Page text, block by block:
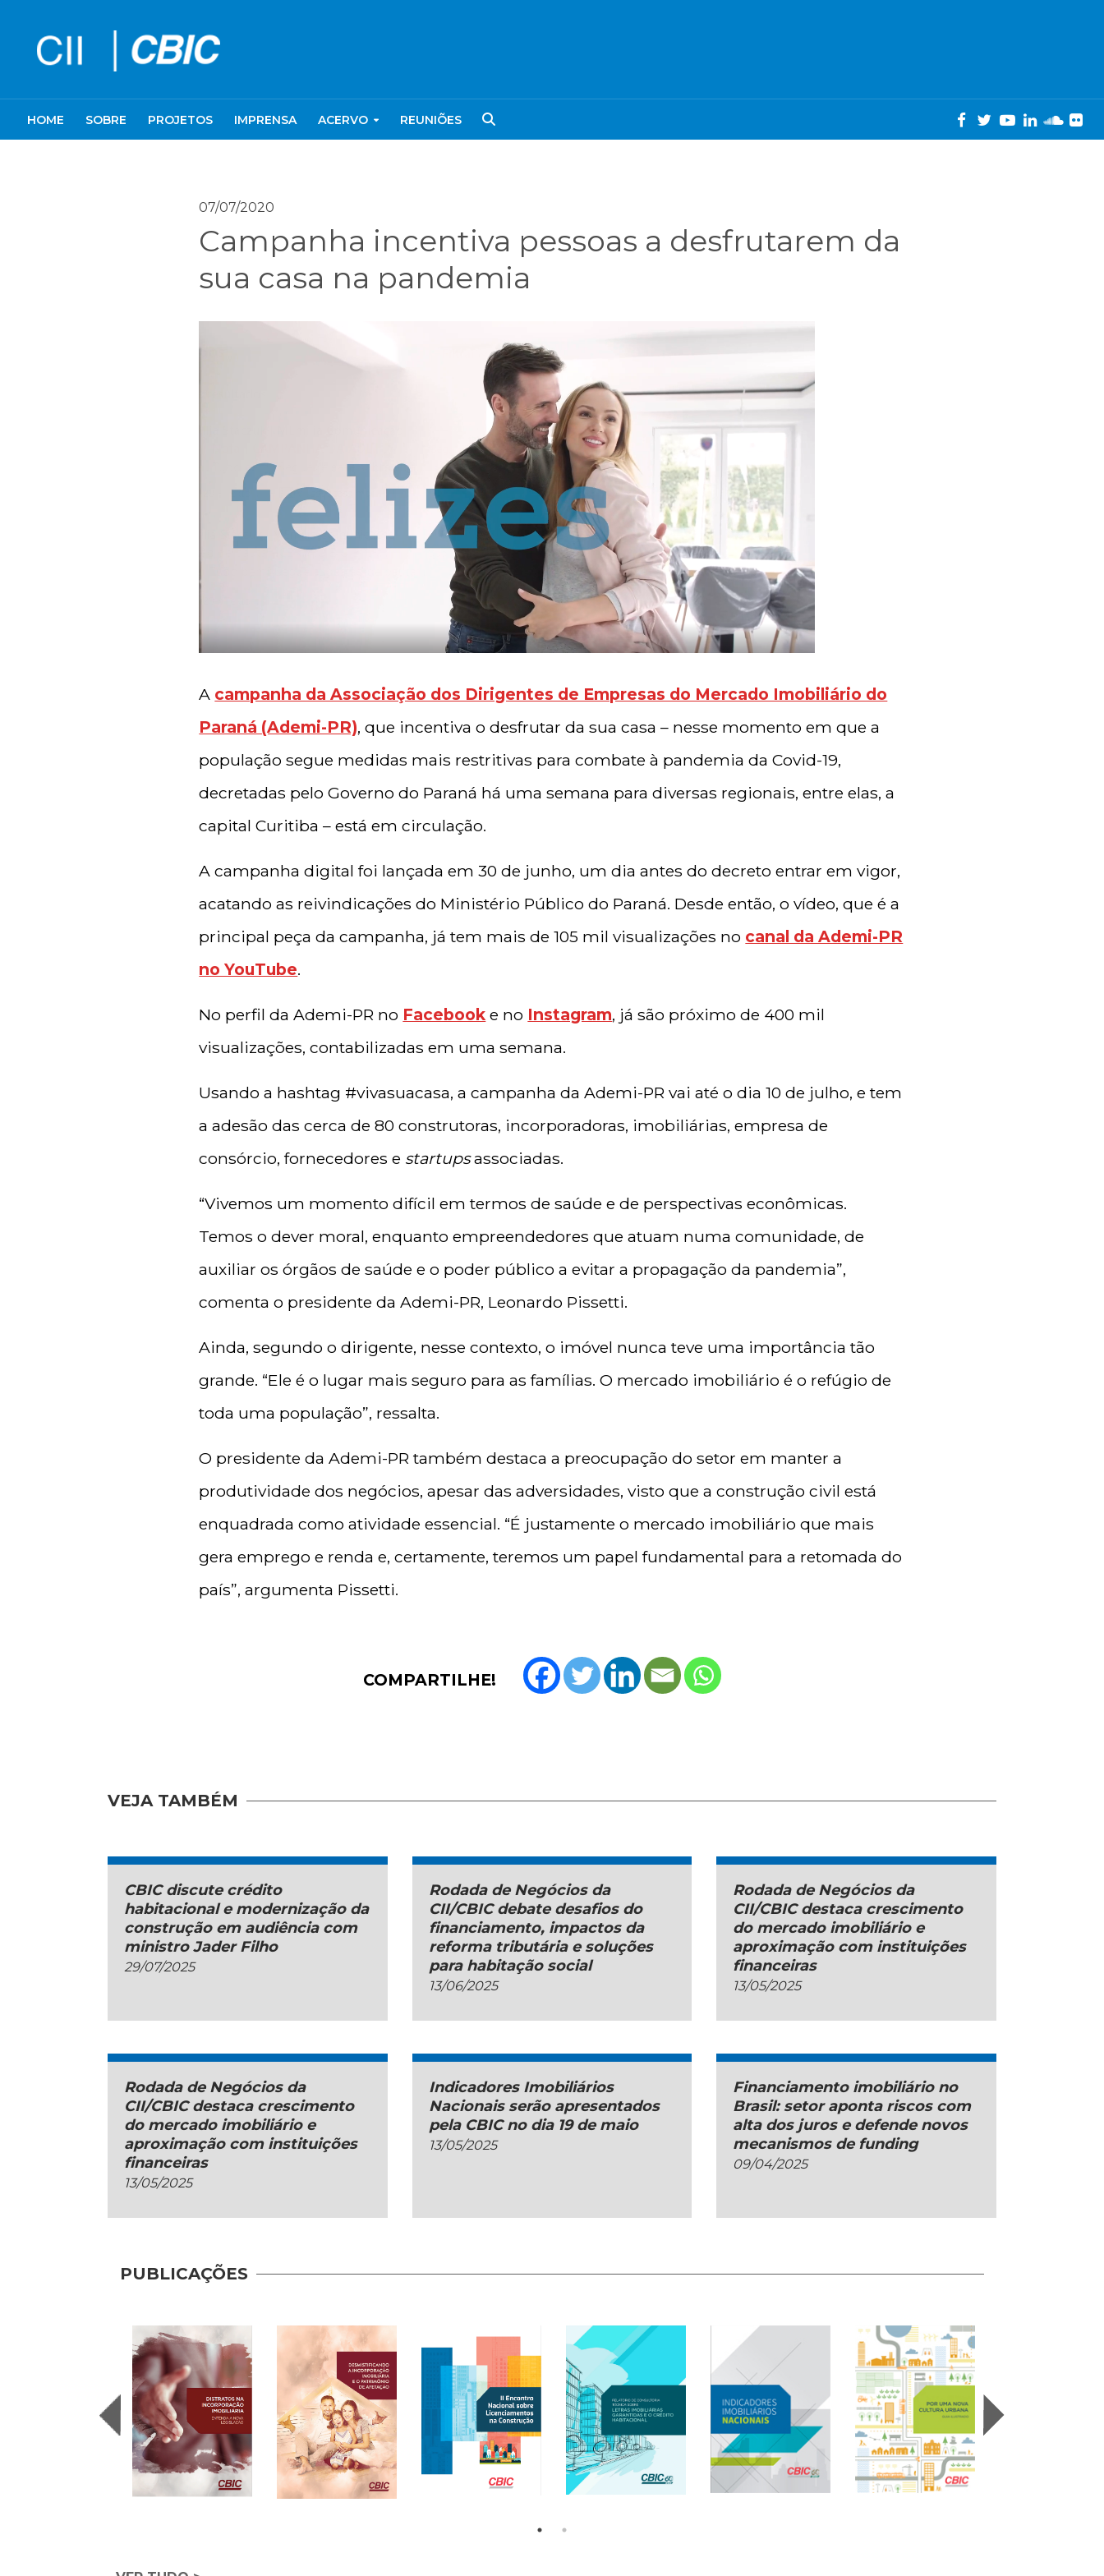
HOME SOBRE PROJETOS IMPRENSA ACERVO REUNIÕES
07/07/2020
Campanha incentiva pessoas a desfrutarem da
sua casa na pandemia
A campanha da Associação dos Dirigentes de Empresas do Mercado Imobiliário do
Paraná (Ademi-PR), que incentiva o desfrutar da sua casa – nesse momento em que a
população segue medidas mais restritivas para combate à pandemia da Covid-19,
decretadas pelo Governo do Paraná há uma semana para diversas regionais, entre elas, a
capital Curitiba – está em circulação.
A campanha digital foi lançada em 30 de junho, um dia antes do decreto entrar em vigor,
acatando as reivindicações do Ministério Público do Paraná. Desde então, o vídeo, que é a
principal peça da campanha, já tem mais de 105 mil visualizações no canal da Ademi-PR
no YouTube.
No perfil da Ademi-PR no Facebook e no Instagram, já são próximo de 400 mil
visualizações, contabilizadas em uma semana.
Usando a hashtag #vivasuacasa, a campanha da Ademi-PR vai até o dia 10 de julho, e tem
a adesão das cerca de 80 construtoras, incorporadoras, imobiliárias, empresa de
consórcio, fornecedores e startupsassociadas.
“Vivemos um momento difícil em termos de saúde e de perspectivas econômicas.
Temos o dever moral, enquanto empreendedores que atuam numa comunidade, de
auxiliar os órgãos de saúde e o poder público a evitar a propagação da pandemia”,
comenta o presidente da Ademi-PR, Leonardo Pissetti.
Ainda, segundo o dirigente, nesse contexto, o imóvel nunca teve uma importância tão
grande. “Ele é o lugar mais seguro para as famílias. O mercado imobiliário é o refúgio de
toda uma população”, ressalta.
O presidente da Ademi-PR também destaca a preocupação do setor em manter a
produtividade dos negócios, apesar das adversidades, visto que a construção civil está
enquadrada como atividade essencial. “É justamente o mercado imobiliário que mais
gera emprego e renda e, certamente, teremos um papel fundamental para a retomada do
país”, argumenta Pissetti.
COMPARTILHE!
VEJA TAMBÉM
CBIC discute crédito
habitacional e modernização da
construção em audiência com
ministro Jader Filho
29/07/2025
Rodada de Negócios da
CII/CBIC debate desafios do
financiamento, impactos da
reforma tributária e soluções
para habitação social
13/06/2025
Rodada de Negócios da
CII/CBIC destaca crescimento
do mercado imobiliário e
aproximação com instituições
financeiras
13/05/2025
Rodada de Negócios da
CII/CBIC destaca crescimento
do mercado imobiliário e
aproximação com instituições
financeiras
13/05/2025
Indicadores Imobiliários
Nacionais serão apresentados
pela CBIC no dia 19 de maio
13/05/2025
Financiamento imobiliário no
Brasil: setor aponta riscos com
alta dos juros e defende novos
mecanismos de funding
09/04/2025
PUBLICAÇÕES